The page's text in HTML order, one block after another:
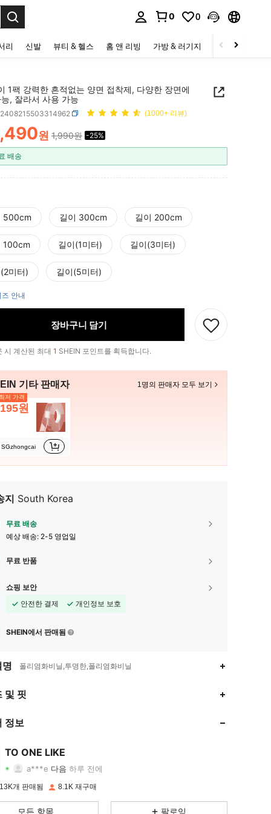
0 0
리 신발 뷰티 & 헬스 홈 앤 리빙 가방 & 러기지 스포츠 & 아웃
1팩 강력한 흔적없는 양면 접착제, 다양한 장면에
, 잘라서 사용 가능
(1000+ 리뷰)
AND AVAILABILITY
원 1,990원 -25%
배송
500cm 길이 300cm 길이 200cm
100cm 길이(1미터) 길이(3미터)
미터) 길이(5미터)
안내
장바구니 담기
시 계산된 최대 1 SHEIN 포인트를 획득합니다.
기타 판매자 1명의 판매자 모두 보기
저 가격
원
SGzhongcai
지 South Korea
무료 배송
예상 배송: 2-5 영업일
무료 반품
쇼핑 보안
안전한 결제
개인정보 보호
SHEIN에서 판매됨
폴리염화비닐,투명한,폴리염화비닐
및 핏
정보
TO ONE LIKE
4.88
4.88
4.88 등급 4아이템 1.1K
개 판매됨 8.1K 재구매
모든 항목 팔로잉